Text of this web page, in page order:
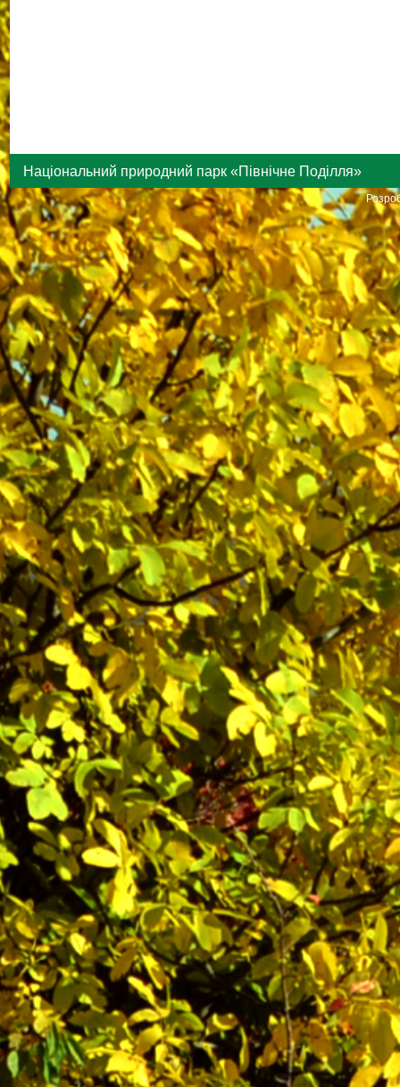
Національний природний парк «Північне Поділля»